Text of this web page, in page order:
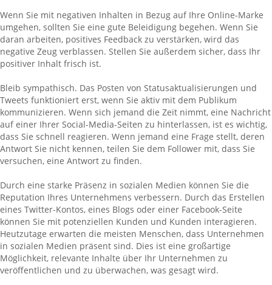
Wenn Sie mit negativen Inhalten in Bezug auf Ihre Online-Marke
umgehen, sollten Sie eine gute Beleidigung begehen. Wenn Sie
daran arbeiten, positives Feedback zu verstärken, wird das
negative Zeug verblassen. Stellen Sie außerdem sicher, dass Ihr
positiver Inhalt frisch ist.
Bleib sympathisch. Das Posten von Statusaktualisierungen und
Tweets funktioniert erst, wenn Sie aktiv mit dem Publikum
kommunizieren. Wenn sich jemand die Zeit nimmt, eine Nachricht
auf einer Ihrer Social-Media-Seiten zu hinterlassen, ist es wichtig,
dass Sie schnell reagieren. Wenn jemand eine Frage stellt, deren
Antwort Sie nicht kennen, teilen Sie dem Follower mit, dass Sie
versuchen, eine Antwort zu finden.
Durch eine starke Präsenz in sozialen Medien können Sie die
Reputation Ihres Unternehmens verbessern. Durch das Erstellen
eines Twitter-Kontos, eines Blogs oder einer Facebook-Seite
können Sie mit potenziellen Kunden und Kunden interagieren.
Heutzutage erwarten die meisten Menschen, dass Unternehmen
in sozialen Medien präsent sind. Dies ist eine großartige
Möglichkeit, relevante Inhalte über Ihr Unternehmen zu
veröffentlichen und zu überwachen, was gesagt wird.